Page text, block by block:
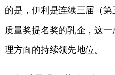
的是，伊利是连续三届（
质量奖提名奖的乳企，这
理方面的持续领先地位。